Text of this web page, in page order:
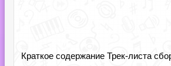
Краткое содержание Трек-листа